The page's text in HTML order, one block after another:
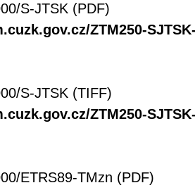
S-JTSK (PDF)
ZTM250-
S-JTSK (TIFF)
ZTM250-
ETRS89-TMzn (PDF)